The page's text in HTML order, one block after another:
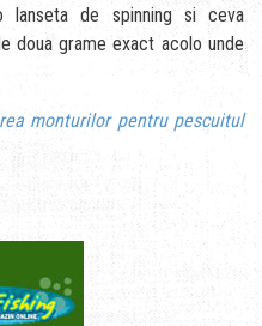
de spinning si ceva
doua grame exact acolo unde
monturilor pentru pescuitul